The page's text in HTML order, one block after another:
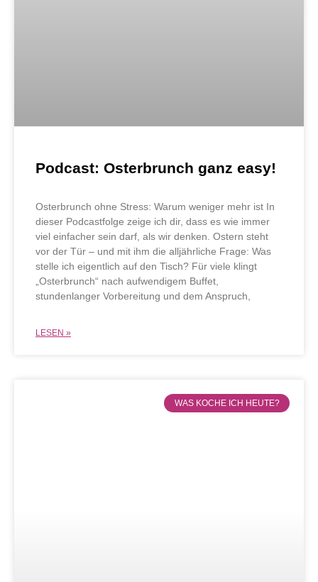
Podcast: Osterbrunch ganz easy!
Osterbrunch ohne Stress: Warum weniger mehr ist In
dieser Podcastfolge zeige ich dir, dass es wie immer
viel einfacher sein darf, als wir denken. Ostern steht
vor der Tür – und mit ihm die alljährliche Frage: Was
stelle ich eigentlich auf den Tisch? Für viele klingt
„Osterbrunch“ nach aufwendigem Buffet,
stundenlanger Vorbereitung und dem Anspruch,
LESEN »
WAS KOCHE ICH HEUTE?